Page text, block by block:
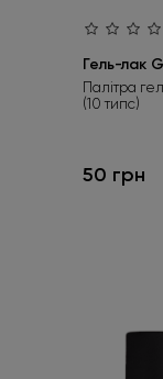
Гель-лак
Палітра
(10 типс)
50 грн